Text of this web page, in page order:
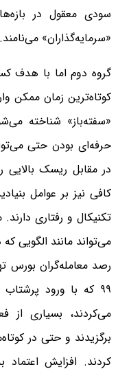
سودی معقول در
«سرمایه‌گذاران» می‌نامند.
گروه دوم اما با هدف
کوتاه‌ترین زمان ممکن
«سفته‌باز» شناخته
حرفه‌ای بودن حتی
در مقابل ریسک
کافی نیز بر عوامل
تکنیکال و رفتاری
می‌تواند ‌مانند الگویی
۹۹ که با ورود‌
می‌کردند، بسیاری از
بر‌گزیدند‌ و حتی در
کردند. افزایش اعتماد